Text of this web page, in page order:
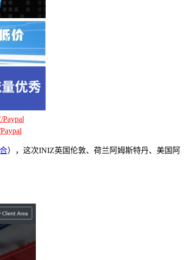
），这次INIZ英国伦敦、荷兰阿姆斯特丹、美国阿